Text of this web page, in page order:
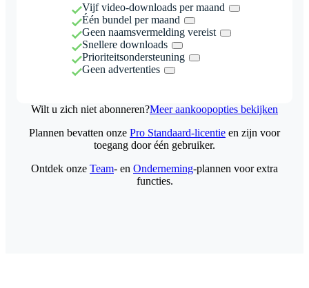
Vijf video-downloads per maand
Één bundel per maand
Geen naamsvermelding vereist
Snellere downloads
Prioriteitsondersteuning
Geen advertenties
Wilt u zich niet abonneren?Meer aankoopopties bekijken
Plannen bevatten onze Pro Standaard-licentie en zijn voor
toegang door één gebruiker.
Ontdek onze Team- en Onderneming-plannen voor extra
functies.